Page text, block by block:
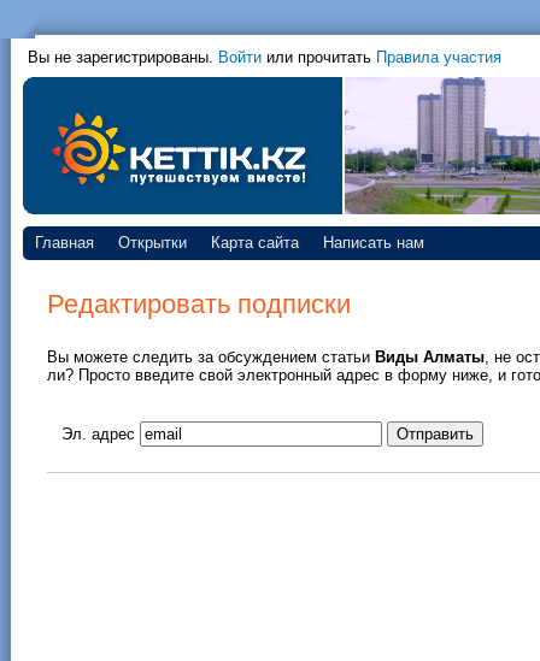
Вы не зарегистрированы. Войти или прочитать Правила участия
Главная Открытки Карта сайта Написать нам
Редактировать подписки
Вы можете следить за обсуждением статьи Виды Алматы, не
ли? Просто введите свой электронный адрес в форму ниже, и
Эл. адрес